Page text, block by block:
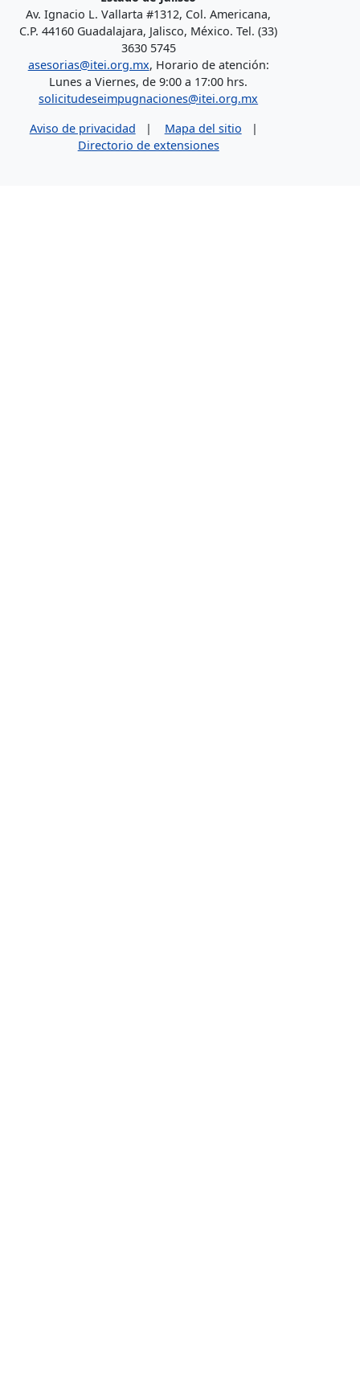
Av. Ignacio L. Vallarta #1312, Col. Americana,
C.P. 44160 Guadalajara, Jalisco, México. Tel. (33)
3630 5745
asesorias@itei.org.mx, Horario de atención:
Lunes a Viernes, de 9:00 a 17:00 hrs.
solicitudeseimpugnaciones@itei.org.mx
Aviso de privacidad | Mapa del sitio |
Directorio de extensiones